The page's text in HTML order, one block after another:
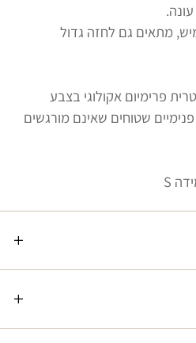
מתאים גם לחזה גדול
פרימיום אקולוגי בצבע
שטוחים שאינם מורגשים